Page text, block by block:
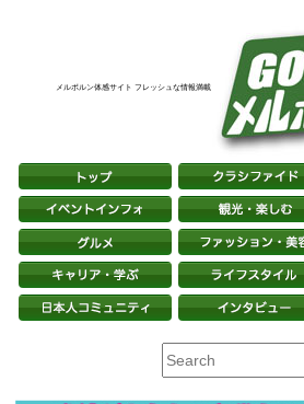
メルボルン体感サイト フレッシュな情報満載